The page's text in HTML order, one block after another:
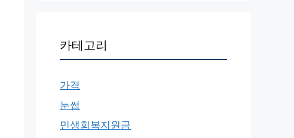
카테고리
가격
눈썹
민생회복지원금